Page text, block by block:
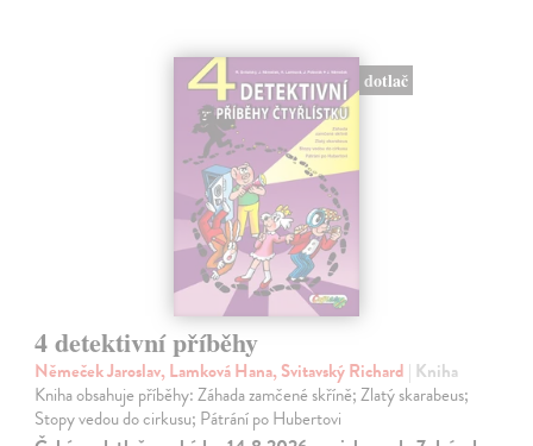
dotlač
4 detektivní příběhy
Němeček Jaroslav, Lamková Hana, Svitavský Richard | Kniha
Kniha obsahuje příběhy: Záhada zamčené skříně; Zlatý skarabeus;
Stopy vedou do cirkusu; Pátrání po Hubertovi